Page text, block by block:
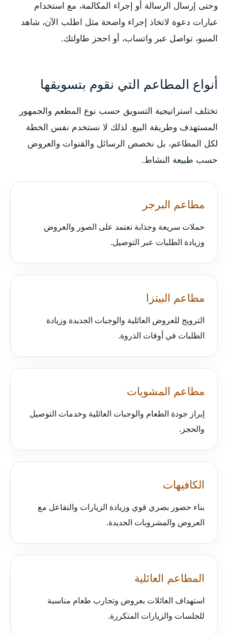
وحتى إرسال الرسالة أو إجراء المكالمة، مع استخدام
عبارات دعوة لاتخاذ إجراء واضحة مثل اطلب الآن، شاهد
المنيو، تواصل عبر واتساب، أو احجز طاولتك.
أنواع المطاعم التي نقوم بتسويقها
تختلف استراتيجية التسويق حسب نوع المطعم والجمهور
المستهدف وطريقة البيع. لذلك لا نستخدم نفس الخطة
لكل المطاعم، بل نخصص الرسائل والقنوات والعروض
حسب طبيعة النشاط.
مطاعم البرجر
حملات سريعة وجذابة تعتمد على الصور والعروض
وزيادة الطلبات عبر التوصيل.
مطاعم البيتزا
الترويج للعروض العائلية والوجبات الجديدة وزيادة
الطلبات في أوقات الذروة.
مطاعم المشويات
إبراز جودة الطعام والوجبات العائلية وخدمات التوصيل
والحجز.
الكافيهات
بناء حضور بصري قوي وزيادة الزيارات والتفاعل مع
العروض والمشروبات الجديدة.
المطاعم العائلية
استهداف العائلات بعروض وتجارب طعام مناسبة
للجلسات والزيارات المتكررة.